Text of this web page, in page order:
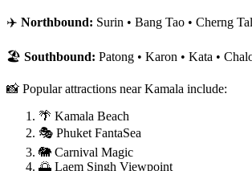
✈️ Northbound: Surin • Bang Tao • Cherng
🏖️ Southbound: Patong • Karon • Kata •
📸 Popular attractions near Kamala include:
🌴 Kamala Beach
🎭 Phuket FantaSea
🐘 Carnival Magic
🌅 Laem Singh Viewpoint